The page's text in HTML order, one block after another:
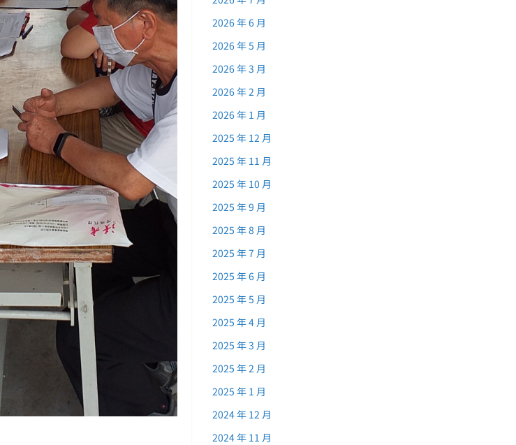
2026 年 6 月
2026 年 5 月
2026 年 3 月
2026 年 2 月
2026 年 1 月
2025 年 12 月
2025 年 11 月
2025 年 10 月
2025 年 9 月
2025 年 8 月
2025 年 7 月
2025 年 6 月
2025 年 5 月
2025 年 4 月
2025 年 3 月
2025 年 2 月
2025 年 1 月
2024 年 12 月
2024 年 11 月